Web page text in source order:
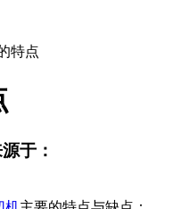
特点
于：